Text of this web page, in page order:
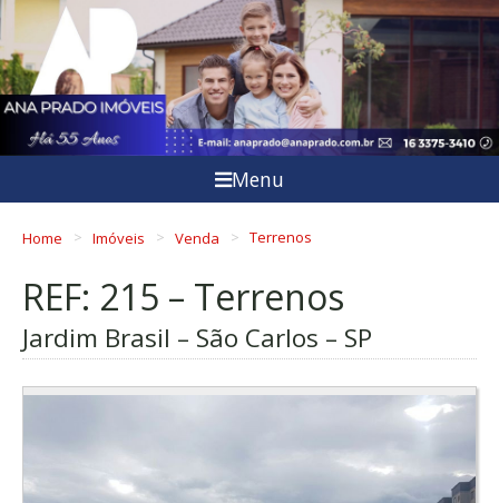
Menu
Home Imóveis Venda Terrenos
REF: 215 – Terrenos
Jardim Brasil – São Carlos – SP